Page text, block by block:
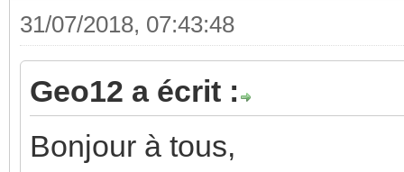
31/07/2018, 07:43:48
Geo12 a écrit :
Bonjour à tous,